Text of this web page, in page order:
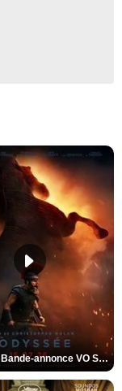
L'Odyssée Bande-annonce VO STFR